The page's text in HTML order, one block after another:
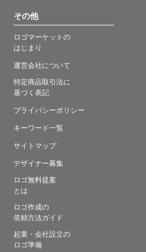
その他
ロゴマーケットの
はじまり
運営会社について
特定商品取引法に
基づく表記
プライバシーポリシー
キーワード一覧
サイトマップ
デザイナー募集
ロゴ無料提案
とは
ロゴ作成の
依頼方法ガイド
起業・会社設立の
ロゴ準備